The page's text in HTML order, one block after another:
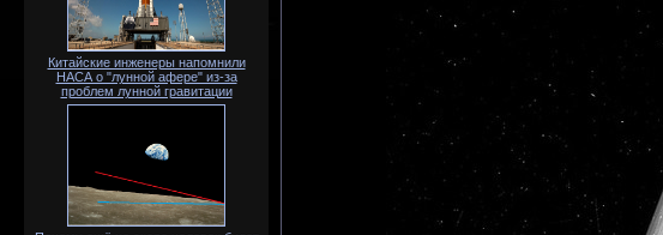
Китайские инженеры напомнили
НАСА о "лунной афере" из-за
проблем лунной гравитации